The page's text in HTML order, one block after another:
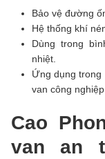
Bảo vệ đường
Hệ thống khí
Dùng trong
nhiệt.
Ứng dụng trong
van công
Cao
van an